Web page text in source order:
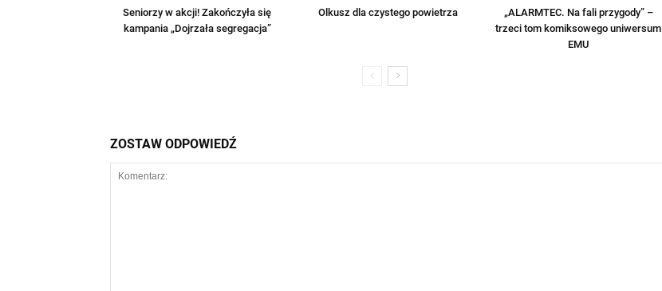
Seniorzy w akcji! Zakończyła się
kampania „Dojrzała segregacja”
Olkusz dla czystego powietrza
„ALARMTEC. Na fali przygody” –
trzeci tom komiksowego uniwersum
EMU
ZOSTAW ODPOWIEDŹ